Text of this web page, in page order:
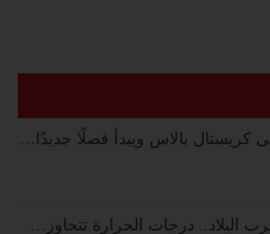
كريستال بالاس ويبدأ فصلًا جديدًا…
البلاد.. درجات الحرارة تتجاوز…